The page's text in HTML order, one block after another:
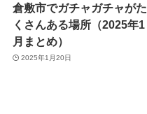
倉敷市でガチャガチャがた
くさんある場所（2025年1
月まとめ）
2025年1月20日